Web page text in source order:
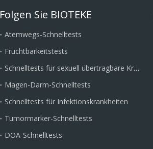
Folgen Sie BIOTEKE
Atemwegs-Schnelltests
Fruchtbarkeitstests
Schnelltests für sexuell übertragbare Krankheiten
Magen-Darm-Schnelltests
Schnelltests für Infektionskrankheiten
Tumormarker-Schnelltests
DOA-Schnelltests